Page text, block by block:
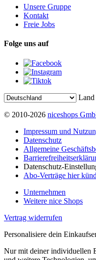
Unsere Gruppe
Kontakt
Freie Jobs
Folge uns auf
Land
© 2010-2026 niceshops
Impressum und
Datenschutz
Allgemeine
Datenschutz-
Abo-Verträge hier
Unternehmen
Weitere nice Shops
Vertrag widerrufen
Personalisiere dein
Nur mit deiner individuellen